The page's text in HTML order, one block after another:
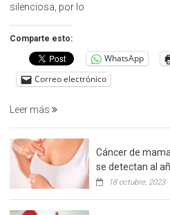
silenciosa, por lo
Comparte esto:
WhatsApp
Correo electrónico
Leer más
Cáncer de
se detectan al
18 octubre, 2023